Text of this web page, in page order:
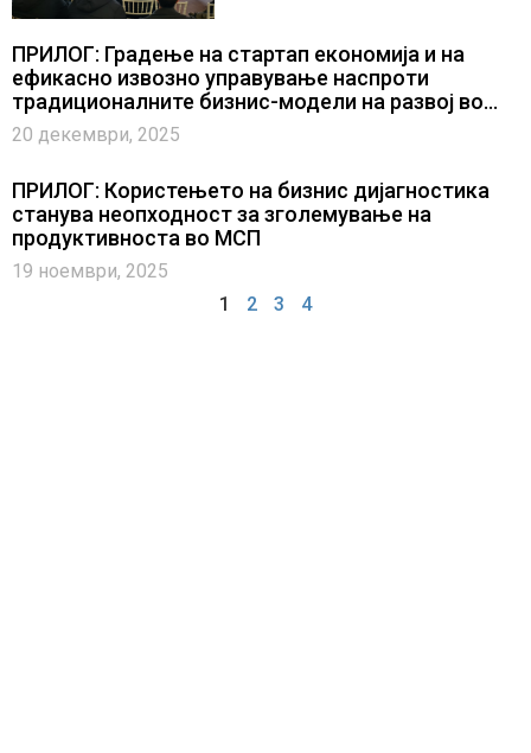
ПРИЛОГ: Градење на стартап економија и на
ефикасно извозно управување наспроти
традиционалните бизнис-модели на развој во
компаниите
20 декември, 2025
ПРИЛОГ: Користењето на бизнис дијагностика
станува неопходност за зголемување на
продуктивноста во МСП
19 ноември, 2025
1
2 3 4